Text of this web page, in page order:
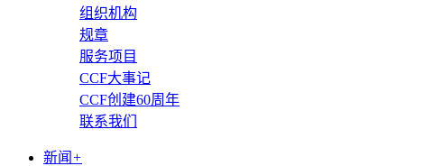
组织机构
规章
服务项目
CCF大事记
CCF创建60周年
联系我们
新闻 +